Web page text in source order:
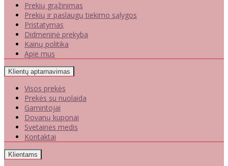
Prekių grąžinimas
Prekių ir paslaugų tiekimo sąlygos
Pristatymas
Didmeninė prekyba
Kainų politika
Apie mus
Klientų aptarnavimas
Visos prekės
Prekės su nuolaida
Gamintojai
Dovanų kuponai
Svetainės medis
Kontaktai
Klientams